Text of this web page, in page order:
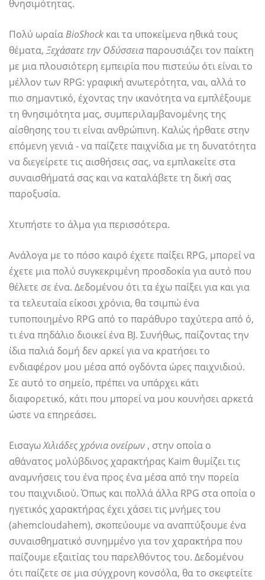
θνησιμότητας.
Πολύ ωραίαBioShock και τα υποκείμενα ηθικά τους
θέματα, Ξεχάσατε την Οδύσσειαπαρουσιάζει τον παίκτη
με μια πλουσιότερη εμπειρία που πιστεύω ότι είναι το
μέλλον των RPG: γραφική ανωτερότητα, ναι, αλλά το
πιο σημαντικό, έχοντας την ικανότητα να εμπλέξουμε
τη θνησιμότητα μας, συμπεριλαμβανομένης της
αίσθησης του τι είναι ανθρώπινη. Καλώς ήρθατε στην
επόμενη γενιά - να παίζετε παιχνίδια με τη δυνατότητα
να διεγείρετε τις αισθήσεις σας, να εμπλακείτε στα
συναισθήματά σας και να καταλάβετε τη δική σας
παροξυσία.
Χτυπήστε το άλμα για περισσότερα.
Ανάλογα με το πόσο καιρό έχετε παίξει RPG, μπορεί να
έχετε μια πολύ συγκεκριμένη προσδοκία για αυτό που
θέλετε σε ένα. Δεδομένου ότι τα έχω παίξει για και για
τα τελευταία είκοσι χρόνια, θα τσιμπώ ένα
τυποποιημένο RPG από το παράθυρο ταχύτερα από ό,
τι ένα πηδάλιο διοικεί ένα BJ. Συνήθως, παίζοντας την
ίδια παλιά δομή δεν αρκεί για να κρατήσει το
ενδιαφέρον μου μέσα από ογδόντα ώρες παιχνιδιού.
Σε αυτό το σημείο, πρέπει να υπάρχει κάτι
διαφορετικό, κάτι που μπορεί να μου κουνήσει αρκετά
ώστε να επηρεάσει.
ΕισαγωΧιλιάδες χρόνια ονείρων , στην οποία ο
αθάνατος μολύβδινος χαρακτήρας Kaim θυμίζει τις
αναμνήσεις του ένα προς ένα μέσα από την πορεία
του παιχνιδιού. Όπως και πολλά άλλα RPG στα οποία ο
ηγετικός χαρακτήρας έχει χάσει τις μνήμες του
(ahemcloudahem), σκοπεύουμε να αναπτύξουμε ένα
συναισθηματικό συνημμένο για τον χαρακτήρα που
παίζουμε εξαιτίας του παρελθόντος του. Δεδομένου
ότι παίζετε σε μια σύγχρονη κονσόλα, θα το σκεφτείτε